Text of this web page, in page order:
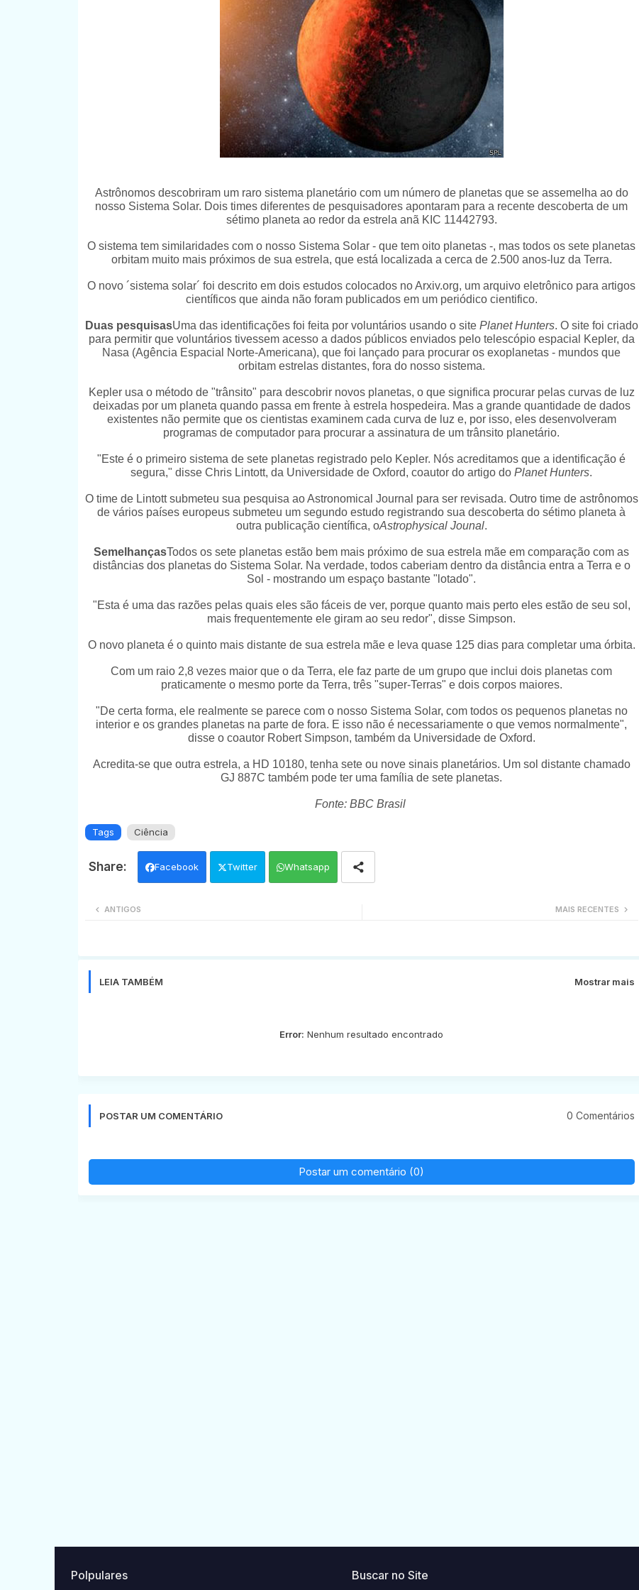
Astrônomos descobriram um raro sistema planetário com um número de planetas que se assemelha ao do
nosso Sistema Solar. Dois times diferentes de pesquisadores apontaram para a recente descoberta de um
sétimo planeta ao redor da estrela anã KIC 11442793.
O sistema tem similaridades com o nosso Sistema Solar - que tem oito planetas -, mas todos os sete planetas
orbitam muito mais próximos de sua estrela, que está localizada a cerca de 2.500 anos-luz da Terra.
O novo ´sistema solar´ foi descrito em dois estudos colocados no Arxiv.org, um arquivo eletrônico para artigos
científicos que ainda não foram publicados em um periódico cientifico.
Duas pesquisasUma das identificações foi feita por voluntários usando o site Planet Hunters. O site foi criado
para permitir que voluntários tivessem acesso a dados públicos enviados pelo telescópio espacial Kepler, da
Nasa (Agência Espacial Norte-Americana), que foi lançado para procurar os exoplanetas - mundos que
orbitam estrelas distantes, fora do nosso sistema.
Kepler usa o método de "trânsito" para descobrir novos planetas, o que significa procurar pelas curvas de luz
deixadas por um planeta quando passa em frente à estrela hospedeira. Mas a grande quantidade de dados
existentes não permite que os cientistas examinem cada curva de luz e, por isso, eles desenvolveram
programas de computador para procurar a assinatura de um trânsito planetário.
"Este é o primeiro sistema de sete planetas registrado pelo Kepler. Nós acreditamos que a identificação é
segura," disse Chris Lintott, da Universidade de Oxford, coautor do artigo do Planet Hunters.
O time de Lintott submeteu sua pesquisa ao Astronomical Journal para ser revisada. Outro time de astrônomos
de vários países europeus submeteu um segundo estudo registrando sua descoberta do sétimo planeta à
outra publicação científica, oAstrophysical Jounal.
SemelhançasTodos os sete planetas estão bem mais próximo de sua estrela mãe em comparação com as
distâncias dos planetas do Sistema Solar. Na verdade, todos caberiam dentro da distância entra a Terra e o
Sol - mostrando um espaço bastante "lotado".
"Esta é uma das razões pelas quais eles são fáceis de ver, porque quanto mais perto eles estão de seu sol,
mais frequentemente ele giram ao seu redor", disse Simpson.
O novo planeta é o quinto mais distante de sua estrela mãe e leva quase 125 dias para completar uma órbita.
Com um raio 2,8 vezes maior que o da Terra, ele faz parte de um grupo que inclui dois planetas com
praticamente o mesmo porte da Terra, três "super-Terras" e dois corpos maiores.
"De certa forma, ele realmente se parece com o nosso Sistema Solar, com todos os pequenos planetas no
interior e os grandes planetas na parte de fora. E isso não é necessariamente o que vemos normalmente",
disse o coautor Robert Simpson, também da Universidade de Oxford.
Acredita-se que outra estrela, a HD 10180, tenha sete ou nove sinais planetários. Um sol distante chamado
GJ 887C também pode ter uma família de sete planetas.
Fonte: BBC Brasil
Tags Ciência
Facebook Twitter Whatsapp
MAIS RECENTES
ANTIGOS
LEIA TAMBÉM Mostrar mais
Error: Nenhum resultado encontrado
POSTAR UM COMENTÁRIO 0 Comentários
Postar um comentário (0)
Polpulares Buscar no Site